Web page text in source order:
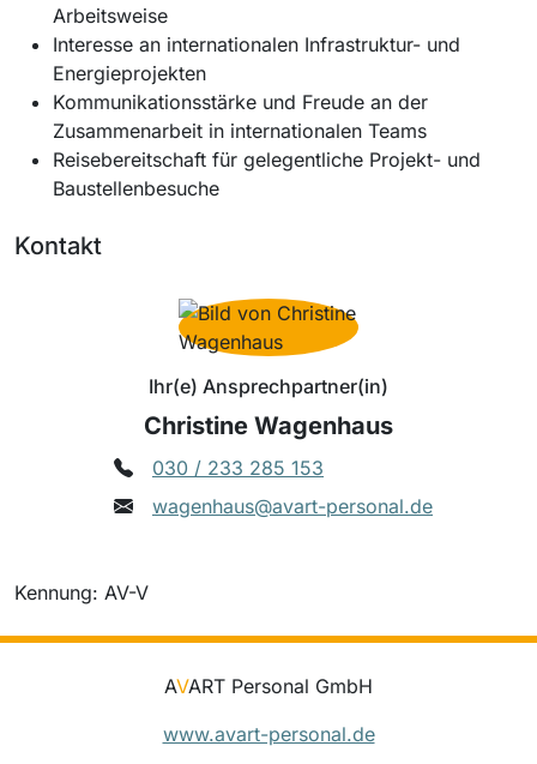
Arbeitsweise
Interesse an internationalen Infrastruktur- und
Energieprojekten
Kommunikationsstärke und Freude an der
Zusammenarbeit in internationalen Teams
Reisebereitschaft für gelegentliche Projekt- und
Baustellenbesuche
Kontakt
Ihr(e) Ansprechpartner(in)
Christine Wagenhaus
030 / 233 285 153
wagenhaus@avart-personal.de
Kennung: AV-V
AVART Personal GmbH
www.avart-personal.de